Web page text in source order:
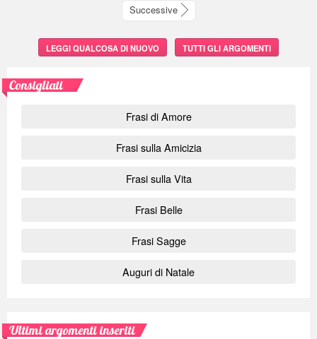
Successive
LEGGI QUALCOSA DI NUOVO TUTTI GLI ARGOMENTI
Consigliati
Frasi di Amore
Frasi sulla Amicizia
Frasi sulla Vita
Frasi Belle
Frasi Sagge
Auguri di Natale
Ultimi argomenti inseriti